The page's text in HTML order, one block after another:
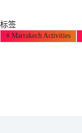
标签
#Marrakech Activities